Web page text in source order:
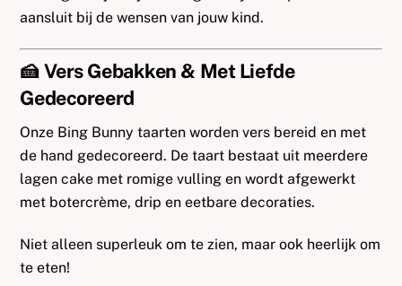
aansluit bij de wensen van jouw kind.
🍰 Vers Gebakken & Met Liefde
Gedecoreerd
Onze Bing Bunny taarten worden vers bereid en met
de hand gedecoreerd. De taart bestaat uit meerdere
lagen cake met romige vulling en wordt afgewerkt
met botercrème, drip en eetbare decoraties.
Niet alleen superleuk om te zien, maar ook heerlijk om
te eten!